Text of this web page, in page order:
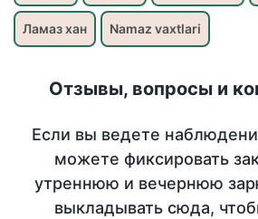
Ламаз хан Namaz vaxtlari
Отзывы, вопросы и
Если вы ведете
можете фиксировать
утреннюю и вечернюю
выкладывать сюда,